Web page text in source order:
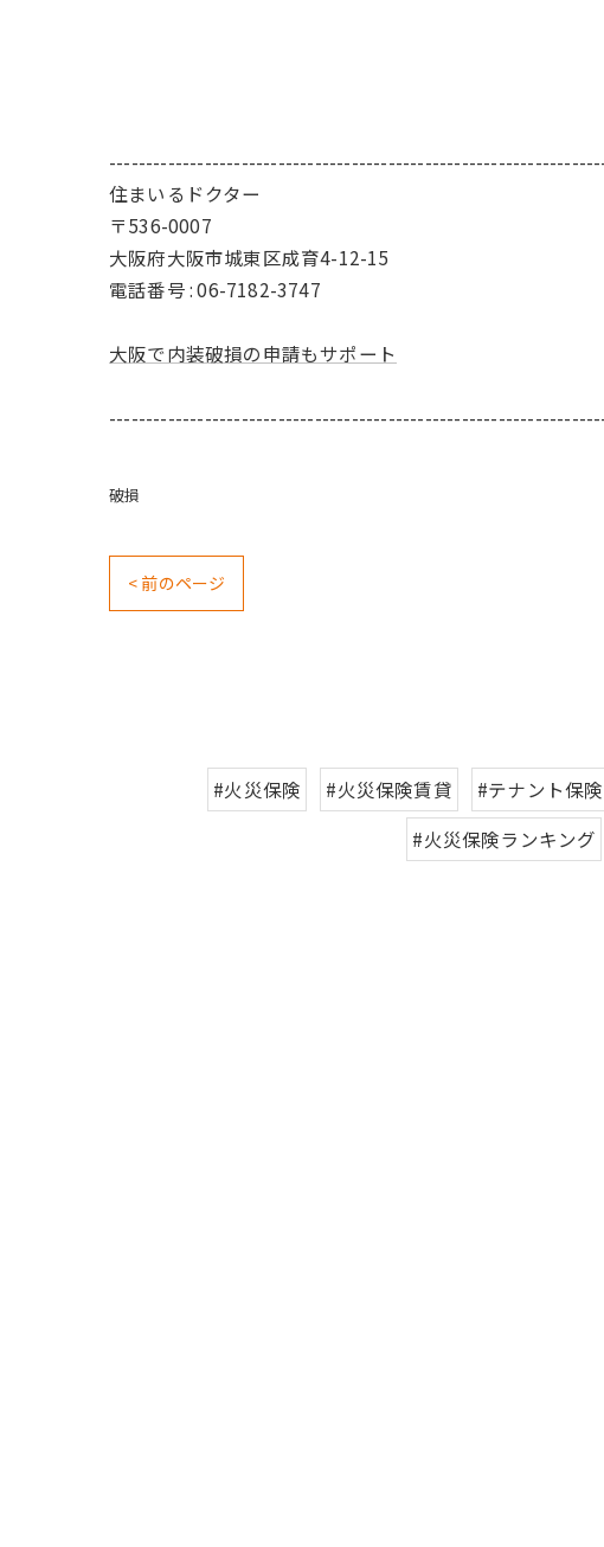
住まいるドクター
〒536-0007
大阪府大阪市城東区成育4-12-15
電話番号 : 06-7182-3747
大阪で内装破損の申請もサポート
破損
< 前のページ
#火災保険 #火災保険賃貸 #テナント保険
#火災保険ランキング